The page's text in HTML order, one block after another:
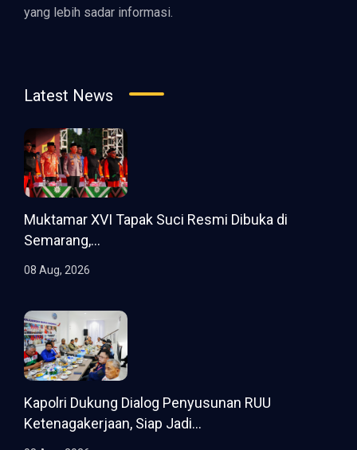
yang lebih sadar informasi.
Latest News
Muktamar XVI Tapak Suci Resmi Dibuka di
Semarang,...
08 Aug, 2026
Kapolri Dukung Dialog Penyusunan RUU
Ketenagakerjaan, Siap Jadi...